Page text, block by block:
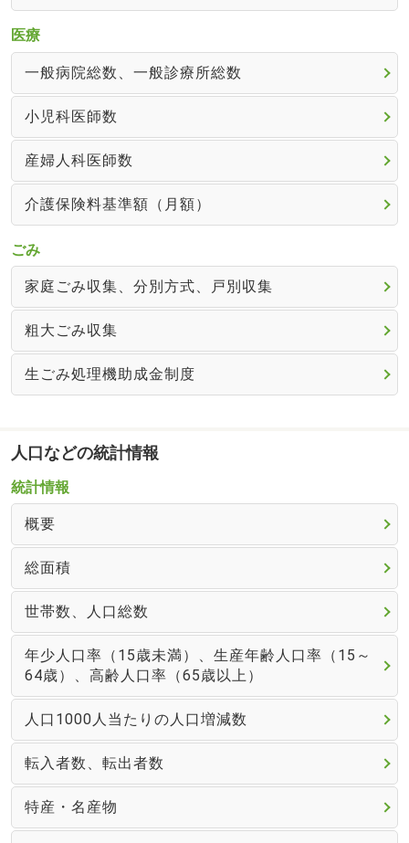
医療
一般病院総数、一般診療所総数
小児科医師数
産婦人科医師数
介護保険料基準額（月額）
ごみ
家庭ごみ収集、分別方式、戸別収集
粗大ごみ収集
生ごみ処理機助成金制度
人口などの統計情報
統計情報
概要
総面積
世帯数、人口総数
年少人口率（15歳未満）、生産年齢人口率（15～
64歳）、高齢人口率（65歳以上）
人口1000人当たりの人口増減数
転入者数、転出者数
特産・名産物